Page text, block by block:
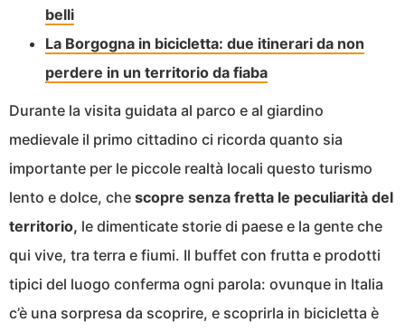
belli
La Borgogna in bicicletta: due itinerari da non
perdere in un territorio da fiaba
Durante la visita guidata al parco e al giardino
medievale il primo cittadino ci ricorda quanto sia
importante per le piccole realtà locali questo turismo
lento e dolce, che scopre senza fretta le peculiarità del
territorio, le dimenticate storie di paese e la gente che
qui vive, tra terra e fiumi. Il buffet con frutta e prodotti
tipici del luogo conferma ogni parola: ovunque in Italia
c’è una sorpresa da scoprire, e scoprirla in bicicletta è